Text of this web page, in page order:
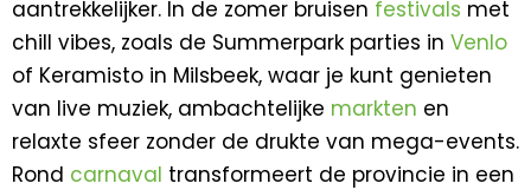
aantrekkelijker. In de zomer bruisen festivals met
chill vibes, zoals de Summerpark parties in Venlo
of Keramisto in Milsbeek, waar je kunt genieten
van live muziek, ambachtelijke markten en
relaxte sfeer zonder de drukte van mega-events.
Rond carnaval transformeert de provincie in een